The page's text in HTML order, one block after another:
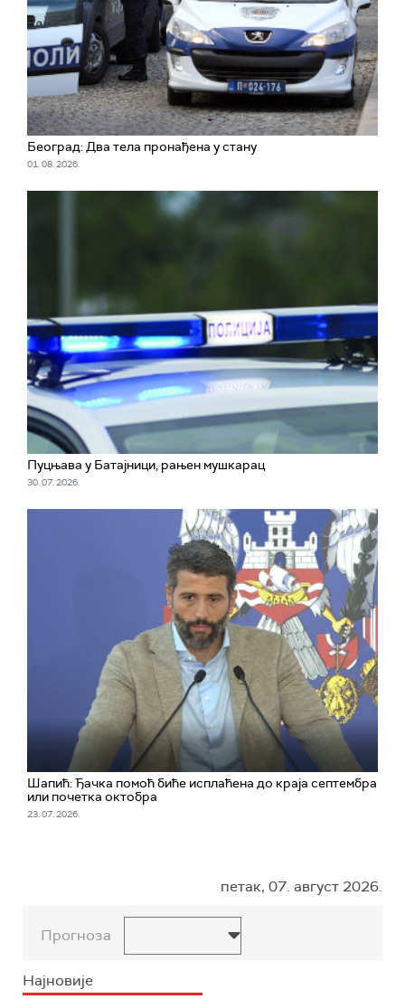
Београд: Два тела пронађена у стану
01. 08. 2026.
Пуцњава у Батајници, рањен мушкарац
30. 07. 2026.
Шапић: Ђачка помоћ биће исплаћена до краја септембра
или почетка октобра
23. 07. 2026.
петак, 07. август 2026.
Прогноза
Најновије